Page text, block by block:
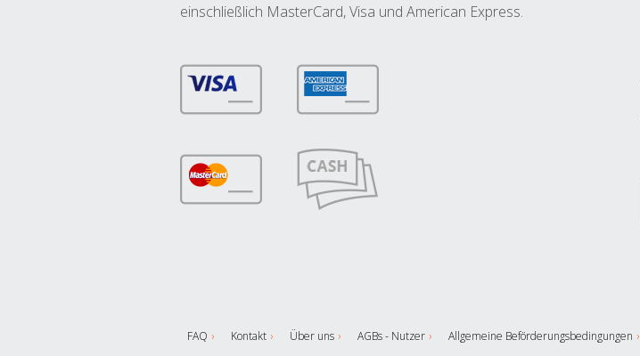
einschließlich MasterCard, Visa und American Express.
FAQ Kontakt Über uns AGBs - Nutzer Allgemeine Beförderungsbedingungen